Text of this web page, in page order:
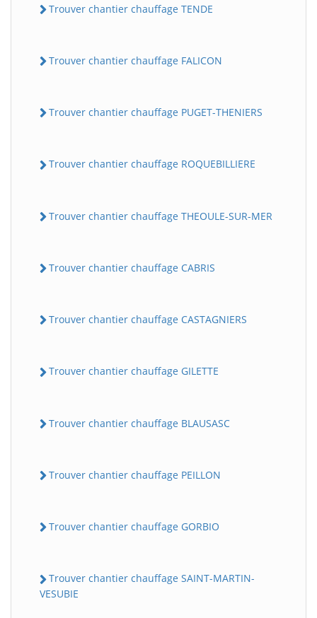
Trouver chantier chauffage TENDE
Trouver chantier chauffage FALICON
Trouver chantier chauffage PUGET-THENIERS
Trouver chantier chauffage ROQUEBILLIERE
Trouver chantier chauffage THEOULE-SUR-MER
Trouver chantier chauffage CABRIS
Trouver chantier chauffage CASTAGNIERS
Trouver chantier chauffage GILETTE
Trouver chantier chauffage BLAUSASC
Trouver chantier chauffage PEILLON
Trouver chantier chauffage GORBIO
Trouver chantier chauffage SAINT-MARTIN-
VESUBIE